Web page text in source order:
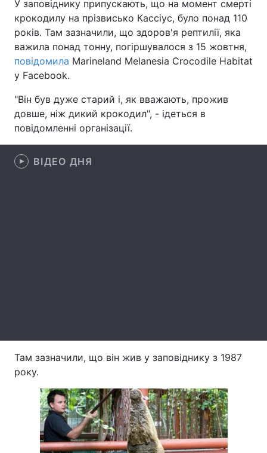
Спорт Наука
Техно і зв'язок Лайт
Зброя Інциденти
Цікавинки Погода
Екологія
Лонгріди
Тема оформлення
У заповіднику припускають, що на момент смерті
крокодилу на прізвисько Кассіус, було понад 110
років. Там зазначили, що здоров'я рептилії, яка
важила понад тонну, погіршувалося з 15 жовтня,
повідомила Marineland Melanesia Crocodile Habitat
у Facebook.
"Він був дуже старий і, як вважають, прожив
довше, ніж дикий крокодил", - ідеться в
повідомленні організації.
ВІДЕО ДНЯ
Там зазначили, що він жив у заповіднику з 1987
року.